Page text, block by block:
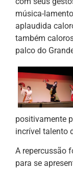
música-
aplaudida
também
palco do
positivamente
incrível talento
A repercussão
para se